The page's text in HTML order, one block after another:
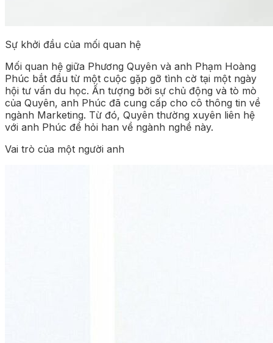
Sự khởi đầu của mối quan hệ
Mối quan hệ giữa Phương Quyên và anh Phạm Hoàng
Phúc bắt đầu từ một cuộc gặp gỡ tình cờ tại một ngày
hội tư vấn du học. Ấn tượng bởi sự chủ động và tò mò
của Quyên, anh Phúc đã cung cấp cho cô thông tin về
ngành Marketing. Từ đó, Quyên thường xuyên liên hệ
với anh Phúc để hỏi han về ngành nghề này.
Vai trò của một người anh